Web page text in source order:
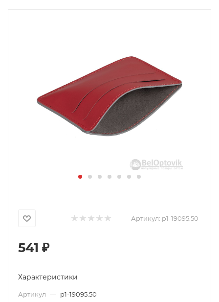
Артикул: p1-19095.50
541 ₽
Характеристики
Артикул — p1-19095.50